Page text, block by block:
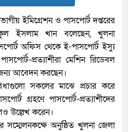
ইমিগ্রেশন ও পাসপোর্ট দপ্তরের
ইসলাম খান বলেছেন, খুলনা
অফিস থেকে ই-পাসপোর্ট ইস্যু
প্রত্যাশীরা মেশিন রিডেবল
আবেদন করছেন।
সকলের মাঝে প্রচার করে
গ্রহণে পাসপোর্ট-প্রত্যাশীদের
উল্লেখ করেন।
সম্মেলনকক্ষে অনুষ্ঠিত খুলনা জেলা